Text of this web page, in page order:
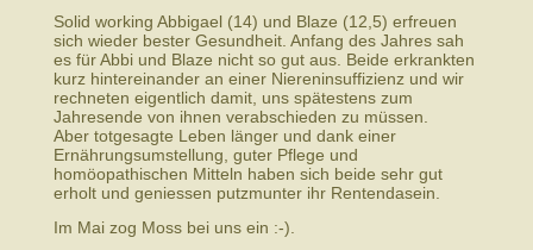
Solid working Abbigael (14) und Blaze (12,5) erfreuen
sich wieder bester Gesundheit. Anfang des Jahres sah
es für Abbi und Blaze nicht so gut aus. Beide erkrankten
kurz hintereinander an einer Niereninsuffizienz und wir
rechneten eigentlich damit, uns spätestens zum
Jahresende von ihnen verabschieden zu müssen.
Aber totgesagte Leben länger und dank einer
Ernährungsumstellung, guter Pflege und
homöopathischen Mitteln haben sich beide sehr gut
erholt und geniessen putzmunter ihr Rentendasein.
Im Mai zog Moss bei uns ein :-).